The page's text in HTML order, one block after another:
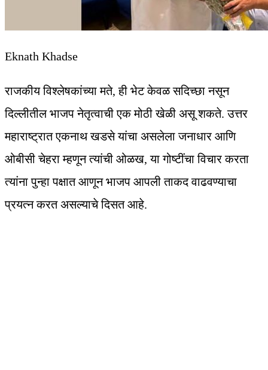
Eknath Khadse
राजकीय विश्लेषकांच्या मते, ही भेट केवळ सदिच्छा नसून
दिल्लीतील भाजप नेतृत्वाची एक मोठी खेळी असू शकते. उत्तर
महाराष्ट्रात एकनाथ खडसे यांचा असलेला जनाधार आणि
ओबीसी चेहरा म्हणून त्यांची ओळख, या गोष्टींचा विचार करता
त्यांना पुन्हा पक्षात आणून भाजप आपली ताकद वाढवण्याचा
प्रयत्न करत असल्याचे दिसत आहे.